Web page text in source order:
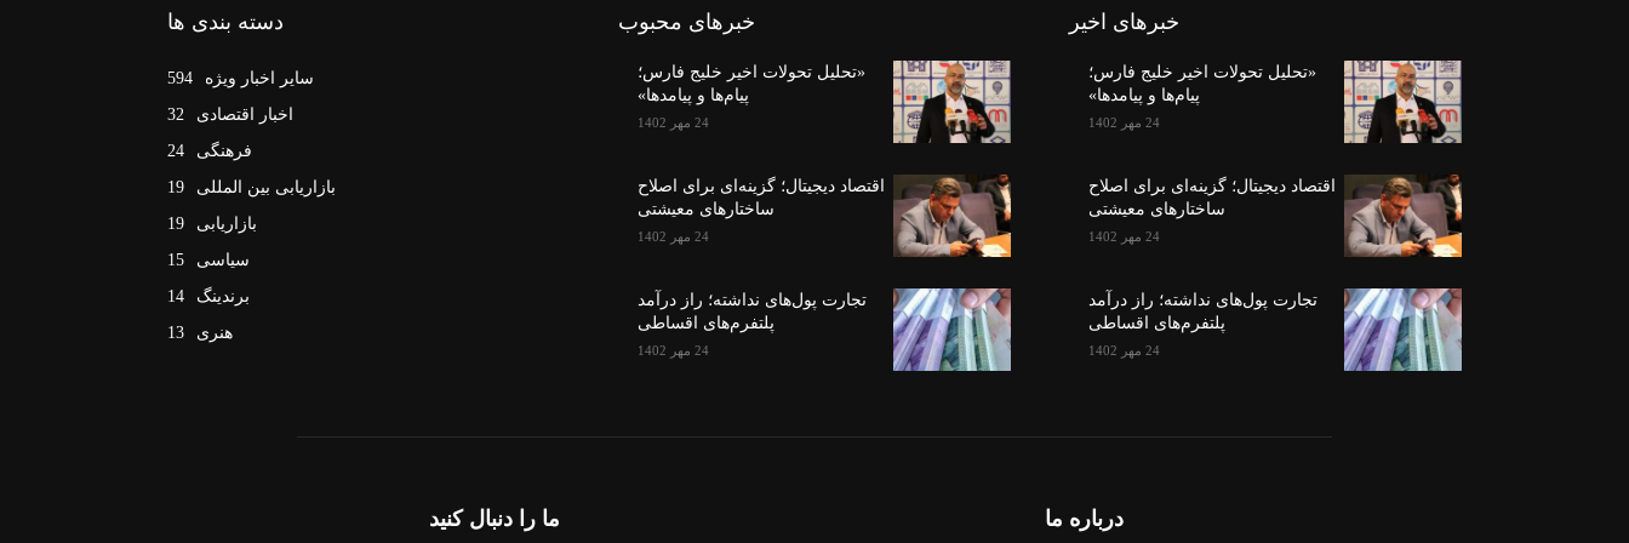
خبرهای اخیر
«تحلیل تحولات اخیر خلیج فارس؛
پیام‌ها و پیامدها»
24 مهر 1402
اقتصاد دیجیتال؛ گزینه‌ای برای اصلاح
ساختارهای معیشتی
24 مهر 1402
تجارت پول‌های نداشته؛ راز درآمد
پلتفرم‌های اقساطی
24 مهر 1402
خبرهای محبوب
«تحلیل تحولات اخیر خلیج فارس؛
پیام‌ها و پیامدها»
24 مهر 1402
اقتصاد دیجیتال؛ گزینه‌ای برای اصلاح
ساختارهای معیشتی
24 مهر 1402
تجارت پول‌های نداشته؛ راز درآمد
پلتفرم‌های اقساطی
24 مهر 1402
دسته بندی ها
سایر اخبار ویژه
594
اخبار اقتصادی
32
فرهنگی
24
بازاریابی بین المللی
19
بازاریابی
19
سیاسی
15
برندینگ
14
هنری
13
درباره ما ما را دنبال کنید